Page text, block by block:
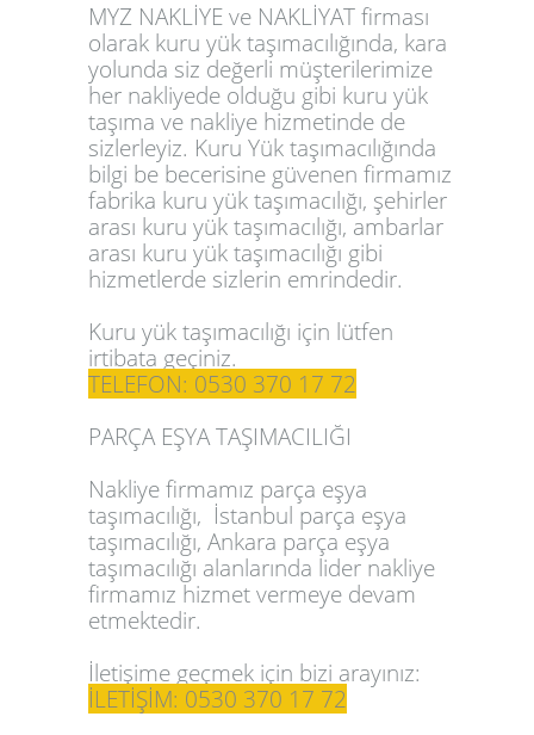
MYZ NAKLİYE ve NAKLİYAT firması
olarak kuru yük taşımacılığında, kara
yolunda siz değerli müşterilerimize
her nakliyede olduğu gibi kuru yük
taşıma ve nakliye hizmetinde de
sizlerleyiz. Kuru Yük taşımacılığında
bilgi be becerisine güvenen firmamız
fabrika kuru yük taşımacılığı, şehirler
arası kuru yük taşımacılığı, ambarlar
arası kuru yük taşımacılığı gibi
hizmetlerde sizlerin emrindedir.
Kuru yük taşımacılığı için lütfen
irtibata geçiniz.
TELEFON: 0530 370 17 72
PARÇA EŞYA TAŞIMACILIĞI
Nakliye firmamız parça eşya
taşımacılığı, İstanbul parça eşya
taşımacılığı, Ankara parça eşya
taşımacılığı alanlarında lider nakliye
firmamız hizmet vermeye devam
etmektedir.
İletişime geçmek için bizi arayınız:
İLETİŞİM: 0530 370 17 72